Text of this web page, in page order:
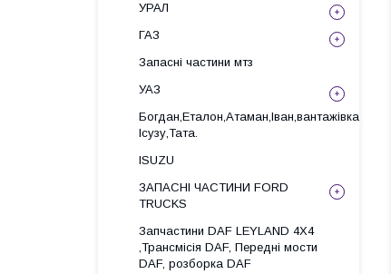
УРАЛ
ГАЗ
Запасні частини мтз
УАЗ
Богдан,Еталон,Атаман,Іван,вантажівка
Ісузу,Тата.
ISUZU
ЗАПАСНІ ЧАСТИНИ FORD
TRUCKS
Запчастини DAF LEYLAND 4X4
,Трансмісія DAF, Передні мости
DAF, розборка DAF